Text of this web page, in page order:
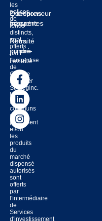
les
polices
de
fonds
distincts,
sont
offerts
par
l'entremise
de
Groupe
financier
Strateginc.
Les
fonds
communs
de
placement
et/ou
les
produits
du
marché
dispensé
autorisés
sont
offerts
par
l'intermédiaire
de
Services
d'investissement
Entrepreneur
prospère
Retraité
ou pré-
retraité
Questions
fréquentes
Nous
joindre